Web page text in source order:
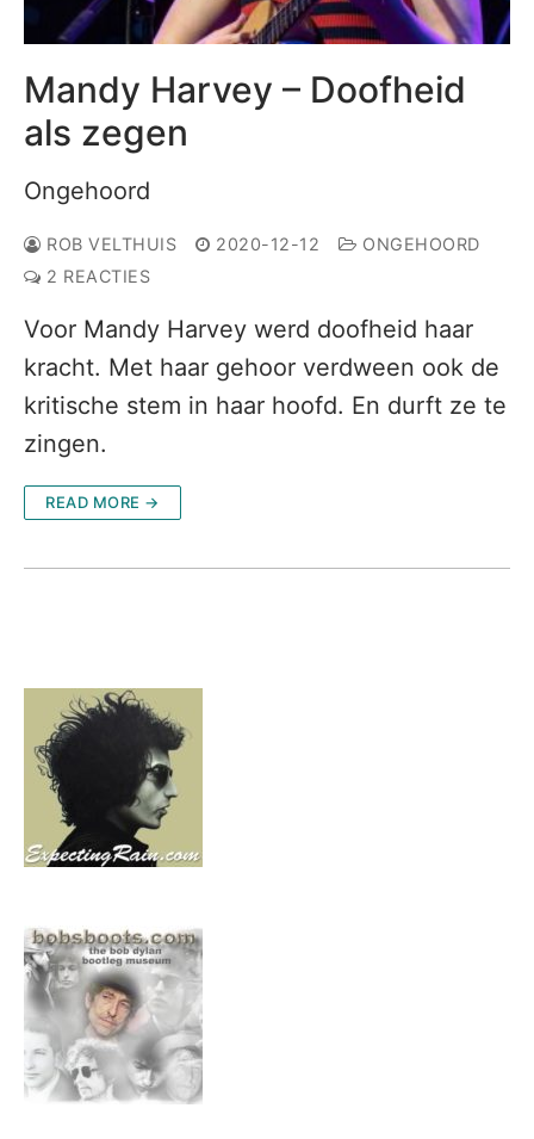
Mandy Harvey – Doofheid
als zegen
Ongehoord
ROB VELTHUIS 2020-12-12
ONGEHOORD
2 REACTIES
Voor Mandy Harvey werd doofheid haar
kracht. Met haar gehoor verdween ook de
kritische stem in haar hoofd. En durft ze te
zingen.
READ MORE →